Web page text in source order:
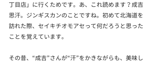
丁目店」に行くためです。あ、これ読めます？成吉
思汗。ジンギスカンのことですね。初めて北海道を
訪れた際、セイキチオモアセって何だろうと思った
ことを覚えています。
その昔、“成吉”さんが“汗”をかきながらも、美味し